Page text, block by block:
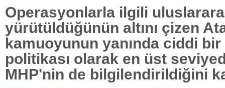
Operasyonlarla ilgili
yürütüldüğünün altını çizen
kamuoyunun yanında ciddi
politikası olarak en üst
MHP'nin de bilgilendirildiğini